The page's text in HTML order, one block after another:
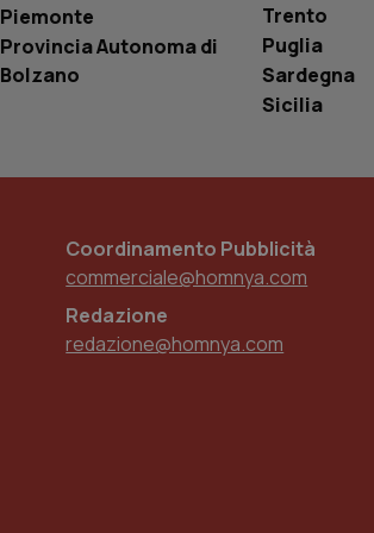
Piemonte
Provincia Autonoma di
Bolzano
Trento
Puglia
Sardegna
Sicilia
Coordinamento Pubblicità
commerciale@homnya.com
Redazione
redazione@homnya.com
Questo cookie è impostato dall'applicazione per abilitare il
sistema di tracking solo in caso di utenti loggato con identity
provider WelfareLink.